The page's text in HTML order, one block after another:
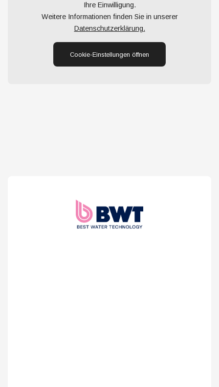
Ihre Einwilligung.
Weitere Informationen finden Sie in unserer
Datenschutzerklärung.
Cookie-Einstellungen öffnen